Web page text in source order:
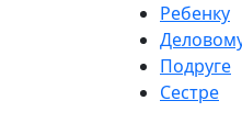
Ребенку
Подруге
Сестре